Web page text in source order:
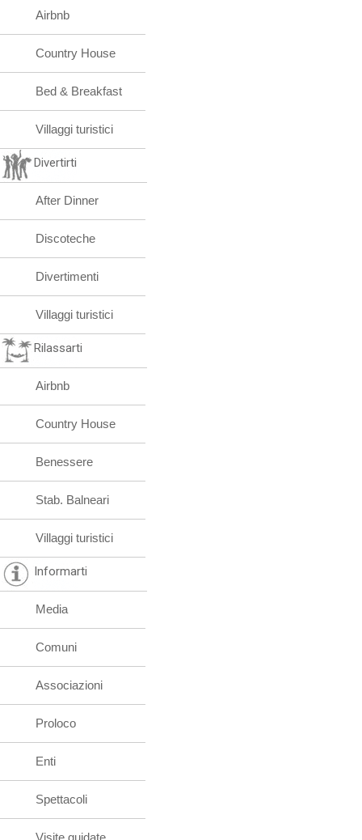
Airbnb
Country House
Bed & Breakfast
Villaggi turistici
Divertirti
After Dinner
Discoteche
Divertimenti
Villaggi turistici
Rilassarti
Airbnb
Country House
Benessere
Stab. Balneari
Villaggi turistici
Informarti
Media
Comuni
Associazioni
Proloco
Enti
Spettacoli
Visite guidate